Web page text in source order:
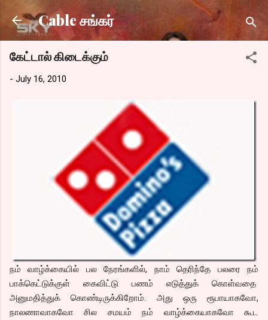
Skip to main content
Cable சங்கர்
கேட்டால் கிடைக்கும்
- July 16, 2010
நம் வாழ்க்கையில் பல நேரங்களில், நாம் தெரிந்தே பலரை நம்
பாக்கெட்டுக்குள் கைவிட்டு பணம் எடுத்துக் கொள்வதை
அனுமதித்துக் கொண்டிருக்கிறோம். அது ஒரு ரூபாயாகவோ,
நாலணாவாகவோ சில சமயம் நம் வாழ்க்கையாகவோ கூட